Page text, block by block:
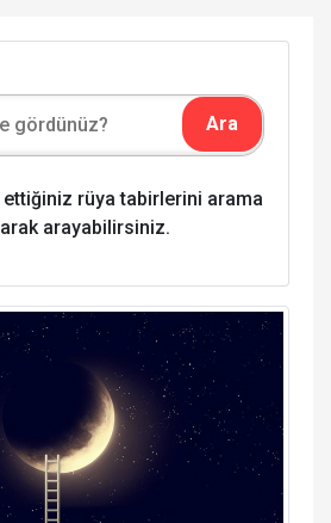
ettiğiniz rüya tabirlerini arama
arayabilirsiniz.